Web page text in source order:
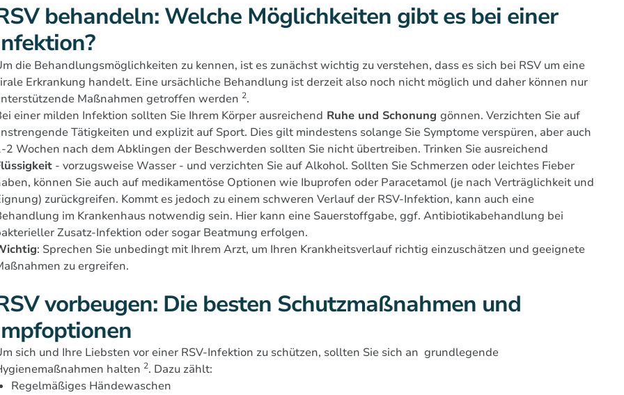
behandeln: Welche Möglichkeiten gibt es bei einer
die Behandlungsmöglichkeiten zu kennen, ist es zunächst wichtig zu verstehen, dass es sich bei RSV um eine
Erkrankung handelt. Eine ursächliche Behandlung ist derzeit also noch nicht möglich und daher können nur
Maßnahmen getroffen werden 2.
einer milden Infektion sollten Sie Ihrem Körper ausreichend Ruhe und Schonung gönnen. Verzichten Sie auf
Tätigkeiten und explizit auf Sport. Dies gilt mindestens solange Sie Symptome verspüren, aber auch
2 Wochen nach dem Abklingen der Beschwerden sollten Sie nicht übertreiben. Trinken Sie ausreichend
- vorzugsweise Wasser - und verzichten Sie auf Alkohol. Sollten Sie Schmerzen oder leichtes Fieber
können Sie auch auf medikamentöse Optionen wie Ibuprofen oder Paracetamol (je nach Verträglichkeit und
zurückgreifen. Kommt es jedoch zu einem schweren Verlauf der RSV-Infektion, kann auch eine
im Krankenhaus notwendig sein. Hier kann eine Sauerstoffgabe, ggf. Antibiotikabehandlung bei
Zusatz-Infektion oder sogar Beatmung erfolgen.
: Sprechen Sie unbedingt mit Ihrem Arzt, um Ihren Krankheitsverlauf richtig einzuschätzen und geeignete
zu ergreifen.
vorbeugen: Die besten Schutzmaßnahmen und
sich und Ihre Liebsten vor einer RSV-Infektion zu schützen, sollten Sie sich an grundlegende
halten 2. Dazu zählt:
Regelmäßiges Händewaschen